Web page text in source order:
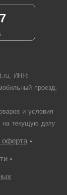
ИНН:
проезд,
и условия
на текущую дату
оферта•
•